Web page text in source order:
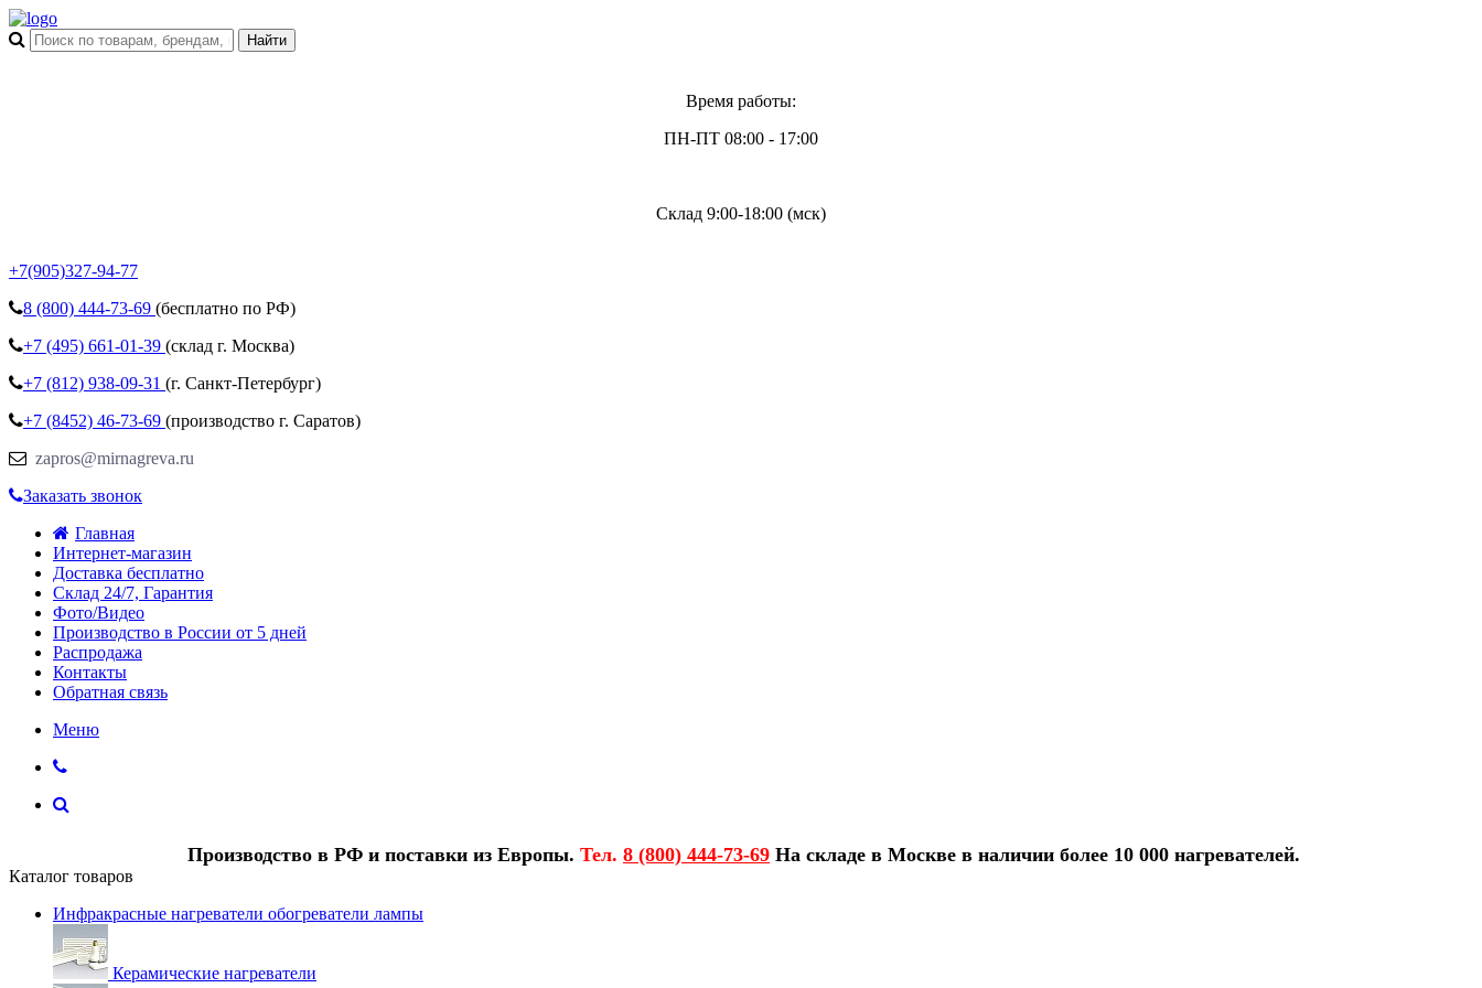
Время работы:
ПН-ПТ 08:00 - 17:00
Склад 9:00-18:00 (мск)
+7(905)327-94-77
8 (800) 444-73-69 (бесплатно по РФ)
+7 (495) 661-01-39 (склад г. Москва)
+7 (812) 938-09-31 (г. Санкт-Петербург)
+7 (8452) 46-73-69 (производство г. Саратов)
zapros@mirnagreva.ru
Заказать звонок
Главная
Интернет-магазин
Доставка бесплатно
Склад 24/7, Гарантия
Фото/Видео
Производство в России от 5 дней
Распродажа
Контакты
Обратная связь
Меню
Производство в РФ и поставки из Европы. Тел. 8 (800) 444-73-69 На складе в Москве в наличии более 10 000 нагревателей.
Каталог товаров
Инфракрасные нагреватели обогреватели лампы
Керамические нагреватели